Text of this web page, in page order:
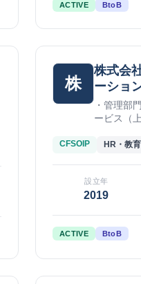
ACTIVE BtoB
株
株式会
ーショ
・管理部
ービス（上
CFSOIP HR・教育
設立年
2019
ACTIVE BtoB